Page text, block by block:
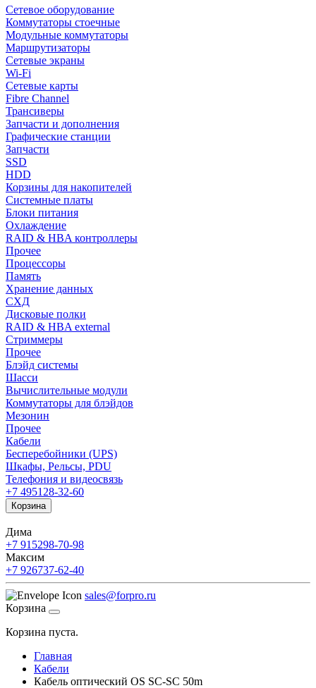
Сетевое оборудование
Коммутаторы стоечные
Модульные коммутаторы
Маршрутизаторы
Сетевые экраны
Wi-Fi
Сетевые карты
Fibre Channel
Трансиверы
Запчасти и дополнения
Графические станции
Запчасти
SSD
HDD
Корзины для накопителей
Системные платы
Блоки питания
Охлаждение
RAID & HBA контроллеры
Прочее
Процессоры
Память
Хранение данных
СХД
Дисковые полки
RAID & HBA external
Стриммеры
Прочее
Блэйд системы
Шасси
Вычислительные модули
Коммутаторы для блэйдов
Мезонин
Прочее
Кабели
Бесперебойники (UPS)
Шкафы, Рельсы, PDU
Телефония и видеосвязь
+7 495128-32-60
Корзина
Дима
+7 915298-70-98
Максим
+7 926737-62-40
sales@forpro.ru
Корзина
Корзина пуста.
Главная
Кабели
Кабель оптический OS SC-SC 50m